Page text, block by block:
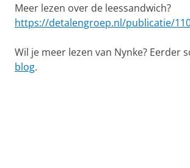
Meer lezen over de leessandwich?
https://detalengroep.nl/publicatie/
Wil je meer lezen van Nynke? Eerder
blog.